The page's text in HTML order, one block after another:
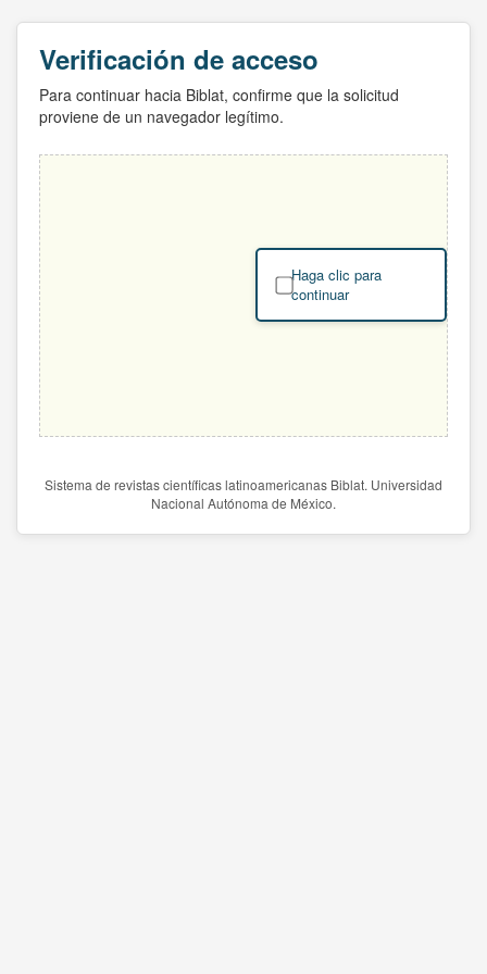
Verificación de acceso
Para continuar hacia Biblat, confirme que la solicitud
proviene de un navegador legítimo.
Haga clic para
continuar
Sistema de revistas científicas latinoamericanas Biblat. Universidad
Nacional Autónoma de México.